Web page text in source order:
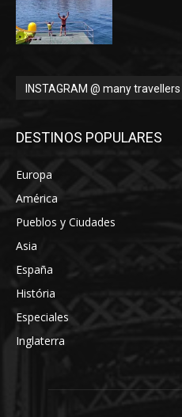
INSTAGRAM @ many travellers
DESTINOS POPULARES
Europa
América
Pueblos y Ciudades
Asia
España
História
Especiales
Inglaterra